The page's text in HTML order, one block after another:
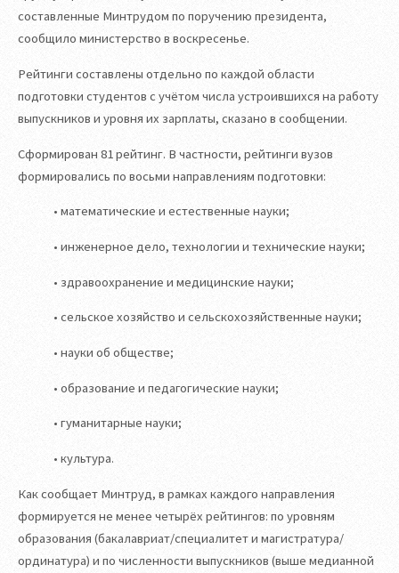
составленные Минтрудом по поручению президента,
сообщило министерство в воскресенье.
Рейтинги составлены отдельно по каждой области
подготовки студентов с учётом числа устроившихся на работу
выпускников и уровня их зарплаты, сказано в сообщении.
Сформирован 81 рейтинг. В частности, рейтинги вузов
формировались по восьми направлениям подготовки:
• математические и естественные науки;
• инженерное дело, технологии и технические науки;
• здравоохранение и медицинские науки;
• сельское хозяйство и сельскохозяйственные науки;
• науки об обществе;
• образование и педагогические науки;
• гуманитарные науки;
• культура.
Как сообщает Минтруд, в рамках каждого направления
формируется не менее четырёх рейтингов: по уровням
образования (бакалавриат/специалитет и магистратура/
ординатура) и по численности выпускников (выше медианной